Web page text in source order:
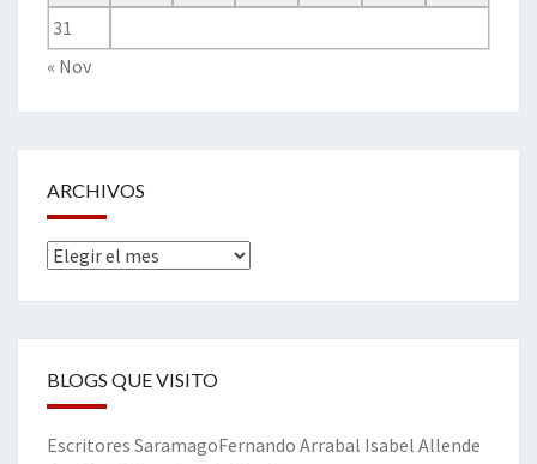
31
« Nov
ARCHIVOS
Archivos
BLOGS QUE VISITO
Escritores SaramagoFernando Arrabal Isabel Allende